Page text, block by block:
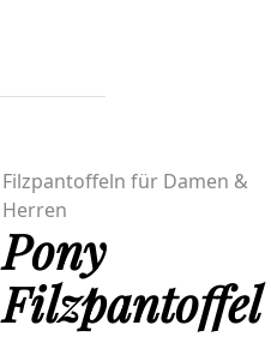
Filzpantoffeln für Damen &
Herren
Pony
Filzpantoffel